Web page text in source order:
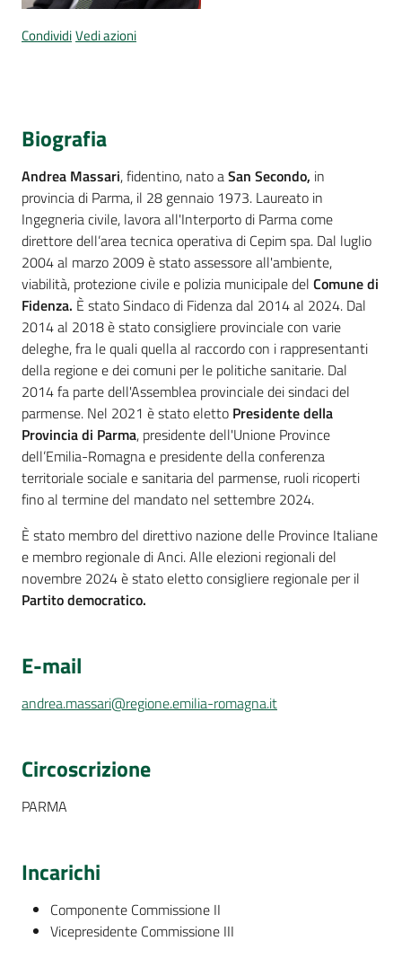
Per
i
media
cittadini
CondividiVedi azioni
Biografia
Andrea Massari, fidentino, nato aSan Secondo, in
provincia di Parma, il 28 gennaio 1973. Laureato in
Ingegneria civile, lavora all'Interporto di Parma come
direttore dell’area tecnica operativa di Cepim spa. Dal luglio
2004 al marzo 2009 è stato assessore all'ambiente,
viabilità, protezione civile e polizia municipale del Comune di
Fidenza. È stato Sindaco di Fidenza dal 2014 al 2024. Dal
2014 al 2018 è stato consigliere provinciale con varie
deleghe, fra le quali quella al raccordo con i rappresentanti
della regione e dei comuni per le politiche sanitarie. Dal
2014 fa parte dell'Assemblea provinciale dei sindaci del
parmense. Nel 2021 è stato eletto Presidente della
Provincia di Parma, presidente dell'Unione Province
dell’Emilia-Romagna e presidente della conferenza
territoriale sociale e sanitaria del parmense, ruoli ricoperti
fino al termine del mandato nel settembre 2024.
È stato membro del direttivo nazione delle Province Italiane
e membro regionale di Anci. Alle elezioni regionali del
novembre 2024 è stato eletto consigliere regionale per il
Partito democratico.
E-mail
andrea.massari@regione.emilia-romagna.it
Circoscrizione
PARMA
Incarichi
Componente Commissione II
Vicepresidente Commissione III